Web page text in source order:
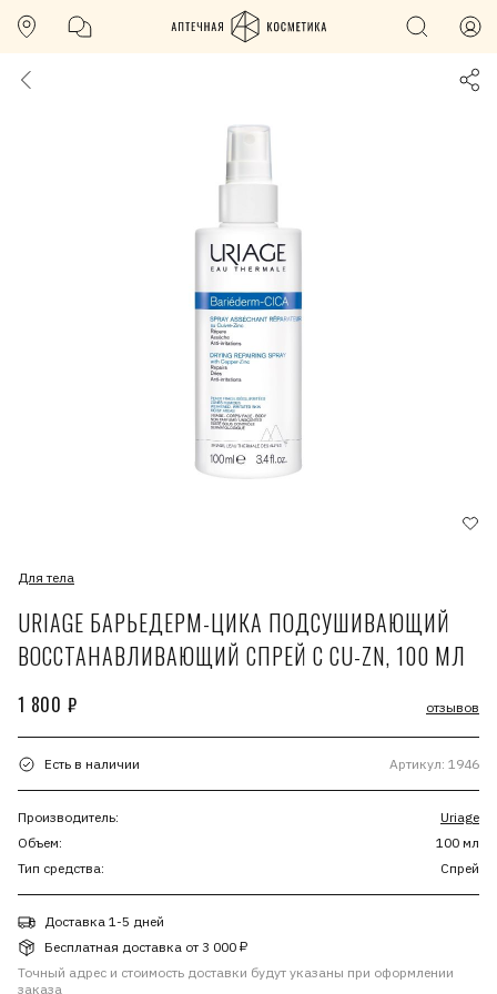
Для тела
URIAGE БАРЬЕДЕРМ-ЦИКА ПОДСУШИВАЮЩИЙ
ВОССТАНАВЛИВАЮЩИЙ СПРЕЙ С CU-ZN, 100 МЛ
1 800 ₽ отзывов
Есть в наличии Артикул: 1946
Производитель:
Uriage
Объем:
100 мл
Тип средства:
Спрей
Доставка 1-5 дней
Бесплатная доставка от 3 000 ₽
Точный адрес и стоимость доставки будут указаны при оформлении
заказа